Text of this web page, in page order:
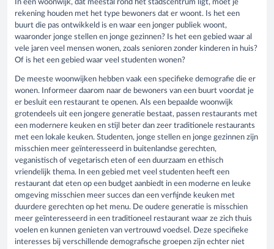
In een woonwijk, dat meestal rond het stadscentrum ligt, moet je
rekening houden met het type bewoners dat er woont. Is het een
buurt die pas ontwikkeld is en waar een jonger publiek woont,
waaronder jonge stellen en jonge gezinnen? Is het een gebied waar al
vele jaren veel mensen wonen, zoals senioren zonder kinderen in huis?
Of is het een gebied waar veel studenten wonen?
De meeste woonwijken hebben vaak een specifieke demografie die er
wonen. Informeer daarom naar de bewoners van een buurt voordat je
er besluit een restaurant te openen. Als een bepaalde woonwijk
grotendeels uit een jongere generatie bestaat, passen restaurants met
een modernere keuken en stijl beter dan zeer traditionele restaurants
met een lokale keuken. Studenten, jonge stellen en jonge gezinnen zijn
misschien meer geïnteresseerd in buitenlandse gerechten,
veganistisch of vegetarisch eten of een duurzaam en ethisch
vriendelijk thema. In een gebied met veel studenten heeft een
restaurant dat eten op een budget aanbiedt in een moderne en leuke
omgeving misschien meer succes dan een verfijnde keuken met
duurdere gerechten op het menu. De oudere generatie is misschien
meer geïnteresseerd in een traditioneel restaurant waar ze zich thuis
voelen en kunnen genieten van vertrouwd voedsel. Deze specifieke
interesses bij verschillende demografische groepen zijn echter niet